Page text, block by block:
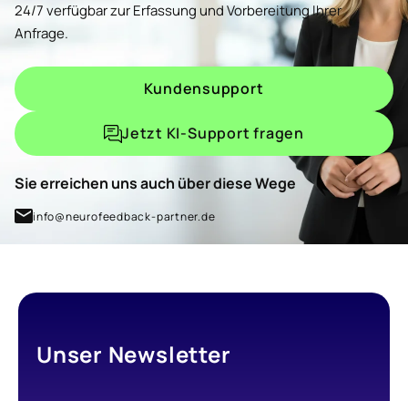
24/7 verfügbar zur Erfassung und Vorbereitung Ihrer
Anfrage.
Kundensupport
Jetzt KI-Support fragen
Sie erreichen uns auch über diese Wege
info@neurofeedback-partner.de
Unser Newsletter